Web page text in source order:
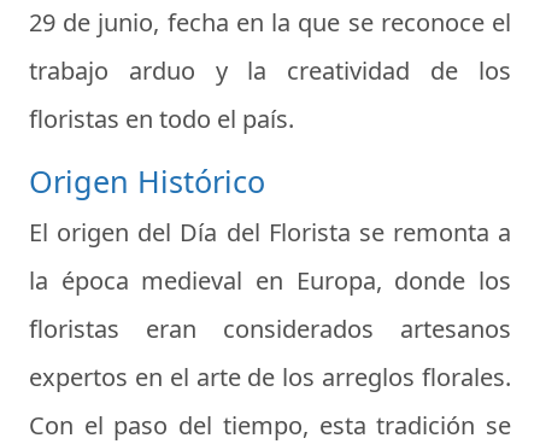
29 de junio, fecha en la que se reconoce el
trabajo arduo y la creatividad de los
floristas en todo el país.
Origen Histórico
El origen del Día del Florista se remonta a
la época medieval en Europa, donde los
floristas eran considerados artesanos
expertos en el arte de los arreglos florales.
Con el paso del tiempo, esta tradición se